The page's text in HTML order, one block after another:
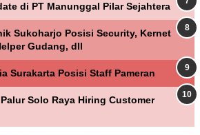
di PT Manunggal Pilar Sejahtera
Sukoharjo Posisi Security, Kernet
Gudang, dll
Surakarta Posisi Staff Pameran
Solo Raya Hiring Customer